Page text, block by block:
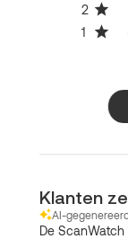
2
1
Klanten
AI-
De